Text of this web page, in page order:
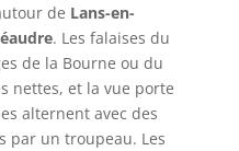
de Lans-en-
. Les falaises du
de la Bourne ou du
nettes, et la vue porte
alternent avec des
par un troupeau. Les